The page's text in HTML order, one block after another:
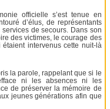
officielle s’est tenue en
d’élus, de représentants
de secours. Dans son
des victimes, le courage des
intervenus cette nuit-là
la parole, rappelant que si le
ni les absences ni les
de préserver la mémoire de
jeunes générations afin que